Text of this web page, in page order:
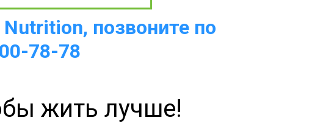
позвоните по
78-78
жить лучше!